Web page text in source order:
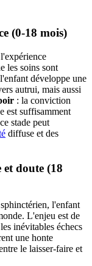
(0-18 mois)
les soins sont
développe une
autrui, mais aussi
: la conviction
est suffisamment
stade peut
diffuse et des
doute (18
l'enfant
L'enjeu est de
inévitables échecs
une honte
le laisser-faire et